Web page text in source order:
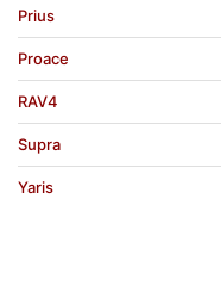
Prius
Proace
RAV4
Supra
Yaris